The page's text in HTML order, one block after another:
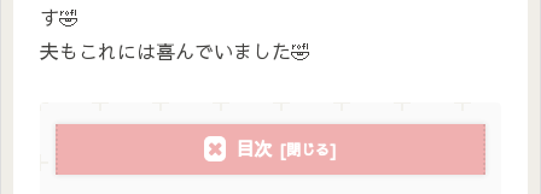
す🤣
夫もこれには喜んでいました🤣
目次